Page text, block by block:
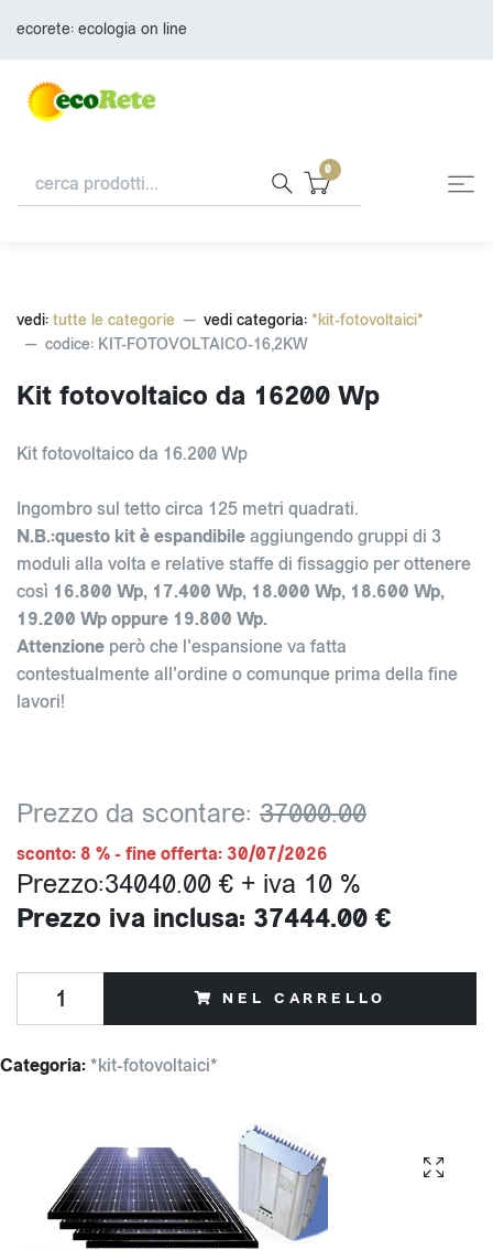
ecorete: ecologia on line
0
vedi: tutte le categorie vedi categoria: *kit-fotovoltaici*
codice: KIT-FOTOVOLTAICO-16,2KW
Kit fotovoltaico da 16200 Wp
Kit fotovoltaico da 16.200 Wp
Ingombro sul tetto circa 125 metri quadrati.
N.B.:questo kit è espandibileaggiungendo gruppi di 3
moduli alla volta e relative staffe di fissaggio per ottenere
così 16.800 Wp, 17.400 Wp, 18.000 Wp, 18.600 Wp,
19.200 Wp oppure 19.800 Wp.
Attenzione però che l'espansione va fatta
contestualmente all'ordine o comunque prima della fine
lavori!
Prezzo da scontare: 37000.00
sconto: 8 % - fine offerta: 30/07/2026
Prezzo:34040.00 € + iva 10 %
Prezzo iva inclusa: 37444.00 €
NEL CARRELLO
Categoria: *kit-fotovoltaici*